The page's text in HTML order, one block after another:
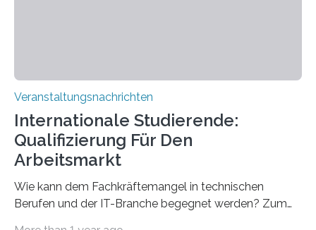
Veranstaltungsnachrichten
Internationale Studierende:
Qualifizierung Für Den
Arbeitsmarkt
Wie kann dem Fachkräftemangel in technischen
Berufen und der IT-Branche begegnet werden? Zum